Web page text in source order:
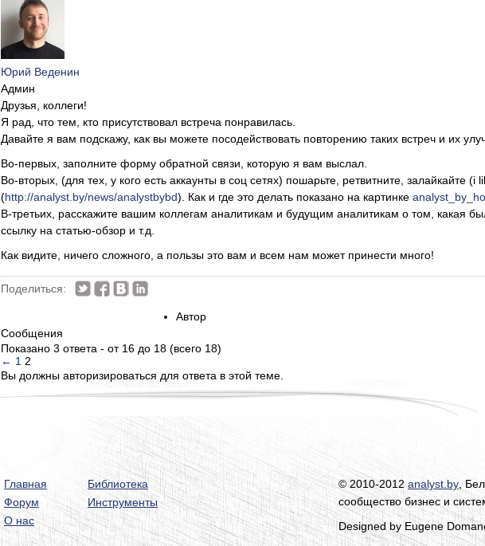
Юрий Веденин
Админ
Друзья, коллеги!
Я рад, что тем, кто присутствовал встреча понравилась.
Давайте я вам подскажу, как вы можете посодействовать повторению таких встреч и их
Во-первых, заполните форму обратной связи, которую я вам выслал.
Во-вторых, (для тех, у кого есть аккаунты в соц сетях) пошарьте, ретвитните, залайкайте (i
(http://analyst.by/news/analystbybd). Как и где это делать показано на картинке
В-третьих, расскажите вашим коллегам аналитикам и будущим аналитикам о том, какая
ссылку на статью-обзор и т.д.
Как видите, ничего сложного, а пользы это вам и всем нам может принести много!
Поделиться:
Автор
Сообщения
Показано 3 ответа - от 16 до 18 (всего 18)
← 1 2
Вы должны авторизироваться для ответа в этой теме.
Главная
Библиотека
Форум
Инструменты
О нас
© 2010-2012 analyst.by ,
сообщество бизнес и
Designed by Eugene